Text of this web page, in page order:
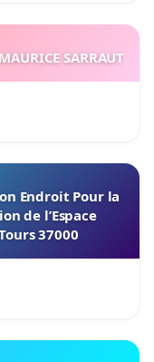
SARRAUT
Endroit Pour la
de l’Espace
37000